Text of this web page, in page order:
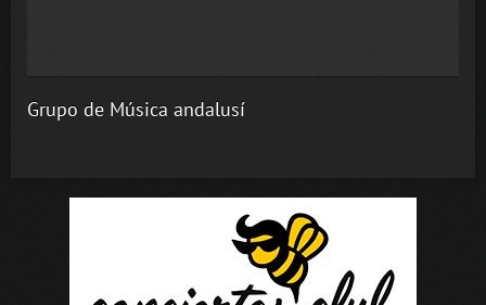
Grupo de Música andalusí